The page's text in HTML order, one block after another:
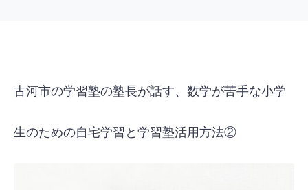
古河市の学習塾の塾長が話す、数学が苦手な小学
生のための自宅学習と学習塾活用方法②